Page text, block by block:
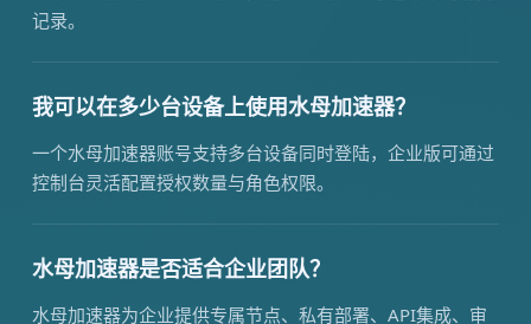
记录。
我可以在多少台设备上使用水母加速器？
一个水母加速器账号支持多台设备同时登陆，企业版可通过
控制台灵活配置授权数量与角色权限。
水母加速器是否适合企业团队？
水母加速器为企业提供专属节点、私有部署、API集成、审